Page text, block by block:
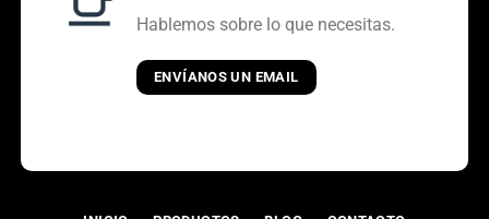
Hablemos sobre lo que necesitas.
ENVÍANOS UN EMAIL